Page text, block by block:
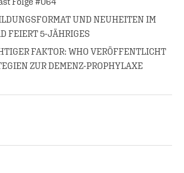
UND NEUHEITEN IM
FEIERT 5-JÄHRIGES
FAKTOR: WHO VERÖFFENTLICHT
ZUR DEMENZ-PROPHYLAXE